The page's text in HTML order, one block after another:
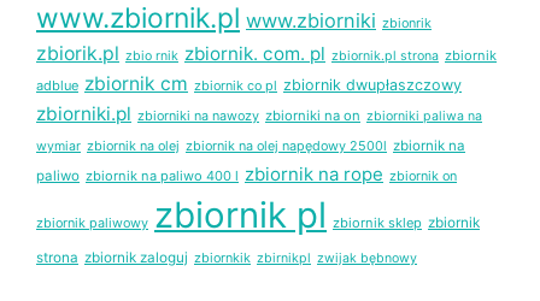
www.zbiornik.pl www.zbiorniki zbionrik
zbiorik.pl zbio rnik zbiornik. com. pl zbiornik.pl strona zbiornik
adblue zbiornik cm zbiornik co pl zbiornik dwupłaszczowy
zbiorniki.pl zbiorniki na nawozy zbiorniki na on zbiorniki paliwa na
wymiar zbiornik na olej zbiornik na olej napędowy 2500l zbiornik na
paliwo zbiornik na paliwo 400 l zbiornik na rope zbiornik on
zbiornik paliwowy zbiornik pl zbiornik sklep zbiornik
strona zbiornik zaloguj zbiornkik zbirnikpl zwijak bębnowy